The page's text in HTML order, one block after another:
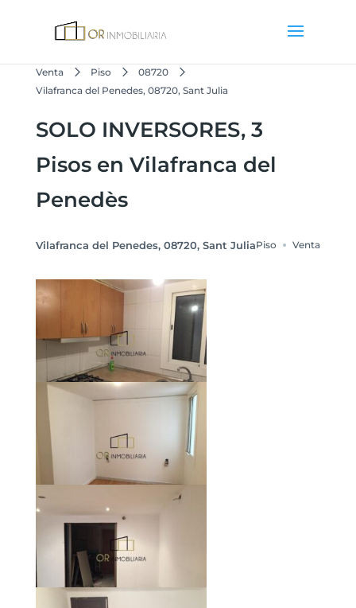
Venta Piso
08720
Vilafranca del Penedes, 08720, Sant Julia
SOLO INVERSORES, 3
Pisos en Vilafranca del
Penedès
Vilafranca del Penedes, 08720, Sant JuliaPiso Venta